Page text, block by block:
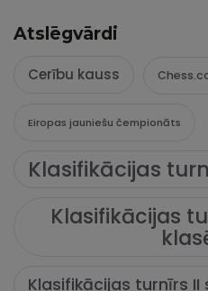
Atslēgvārdi
Cerību kauss
Eiropas jauniešu čempionāts
Klasifikācijas
Klasifikācijas
Klasifikācijas turnīrs